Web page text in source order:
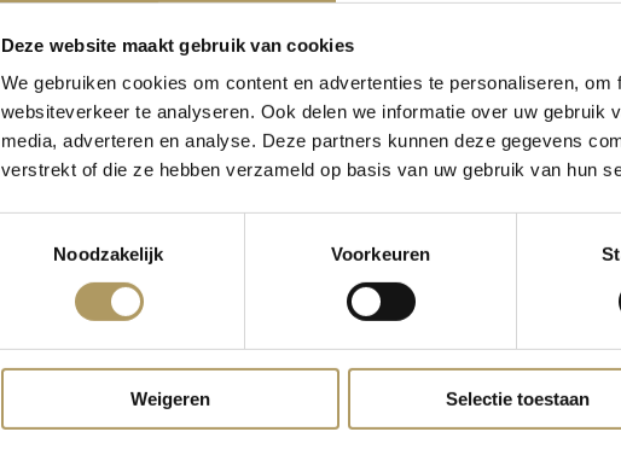
Deze website maakt gebruik van cookies
We gebruiken cookies om content en advertenties te personaliseren,
websiteverkeer te analyseren. Ook delen we informatie over uw gebruik
media, adverteren en analyse. Deze partners kunnen deze gegevens
verstrekt of die ze hebben verzameld op basis van uw gebruik van hun
Noodzakelijk
Voorkeuren
Weigeren Selectie toestaan